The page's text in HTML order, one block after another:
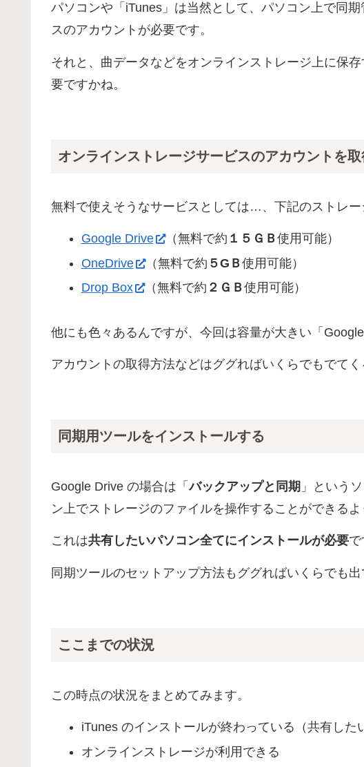
パソコンや「iTunes」は当然として、パソコン上で同
スのアカウントが必要です。
それと、曲データなどをオンラインストレージ上に保
要ですかね。
オンラインストレージサービスのアカウントを取
無料で使えそうなサービスとしては…、下記のストレー
Google Drive （無料で約 １５ＧＢ使用可能）
OneDrive
（無料で約 ５GＢ使用可能）
Drop Box
（無料で約 ２ＧＢ使用可能）
他にも色々あるんですが、今回は容量が大きい「
アカウントの取得方法などはググればいくらでもでてく
同期用ツールをインストールする
Google Drive の場合は「バックアップと同期 」という
ン上でストレージのファイルを操作することができるよ
これは共有したいパソコン全てにインストールが必要で
同期ツールのセットアップ方法もググればいくらでも出
ここまでの状況
この時点の状況をまとめてみます。
iTunes のインストールが終わっている（共有した
オンラインストレージが利用できる